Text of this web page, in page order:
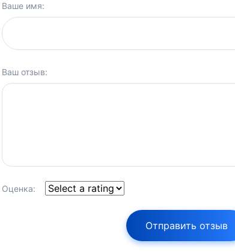
Ваше имя:
Ваш отзыв:
Оценка:
Отправить отзыв